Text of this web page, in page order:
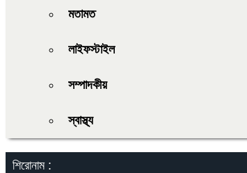
মতামত
লাইফস্টাইল
সম্পাদকীয়
স্বাস্থ্য
শিরোনাম :